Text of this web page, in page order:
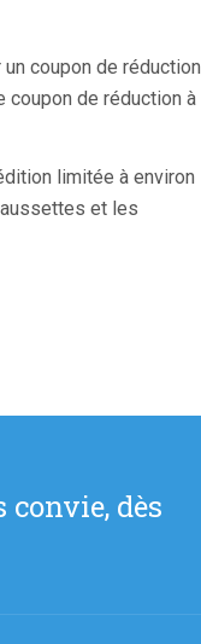
coupon de réduction
coupon de réduction à
limitée à environ
et les
convie, dès